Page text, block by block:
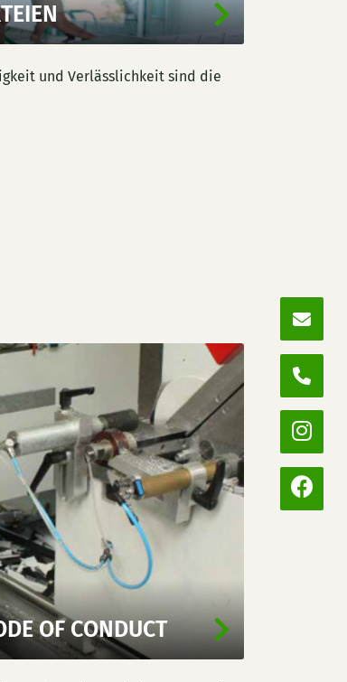
und Verlässlichkeit sind die
OF CONDUCT